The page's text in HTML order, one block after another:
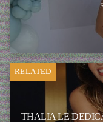
RELATED
THALIA LE